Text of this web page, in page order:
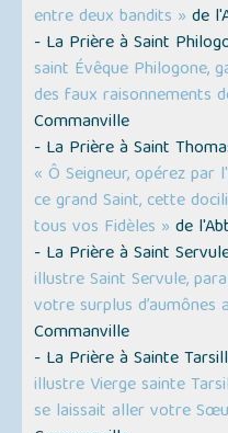
entre deux bandits » de
- La Prière à Saint
saint Évêque Philogone,
des faux raisonnements
Commanville
- La Prière à Saint
« Ô Seigneur, opérez
ce grand Saint, cette
tous vos Fidèles » de
- La Prière à Saint
illustre Saint Servule,
votre surplus d’aumônes
Commanville
- La Prière à Sainte
illustre Vierge sainte
se laissait aller votre